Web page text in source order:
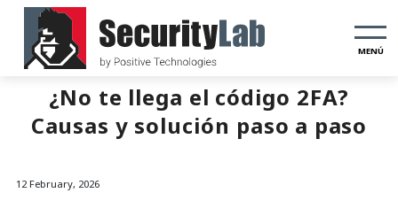
MENÚ
¿No te llega el código 2FA?
Causas y solución paso a paso
12 February, 2026